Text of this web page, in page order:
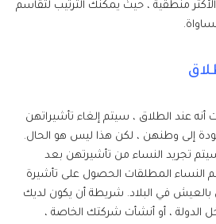
منطقية ، حيث يمكنك الترتيب لتقاسم
عند الطلاق ، سيتم إلغاء تأشيراتهن
إلى وطنهن ، لكن هذا ليس هو الحال.
تجريد النساء من تأشيرتهن بعد
النساء المطلقات الحصول على تأشيرة
في البلاد. شريطة أن يكون لديك
الدولة ، أو أنشأت شركتك الخاصة ،